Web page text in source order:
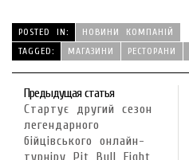
POSTED IN:
НОВИНИ КОМПАНІЙ
TAGGED:
МАГАЗИНИ РЕСТОРАНИ
Предыдущая статья
Cтартує другий сезон
легендарного
бійцівського онлайн-
турніру Pit Bull Fight